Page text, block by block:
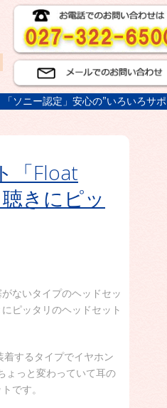
「ソニー認定」安心の”いろいろサ
「Float
きにピッ
ないタイプのヘッドセッ
ピッタリのヘッドセット
するタイプでイヤホン
ょっと変わっていて耳の
です。